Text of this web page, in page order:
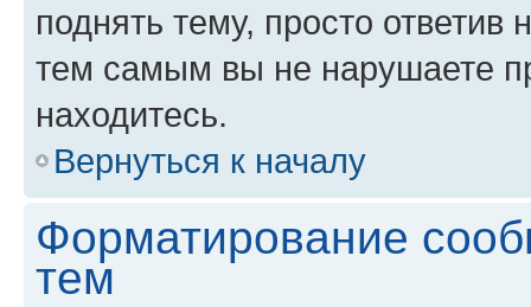
поднять тему, просто ответив
тем самым вы не нарушаете
находитесь.
Вернуться к началу
Форматирование
тем